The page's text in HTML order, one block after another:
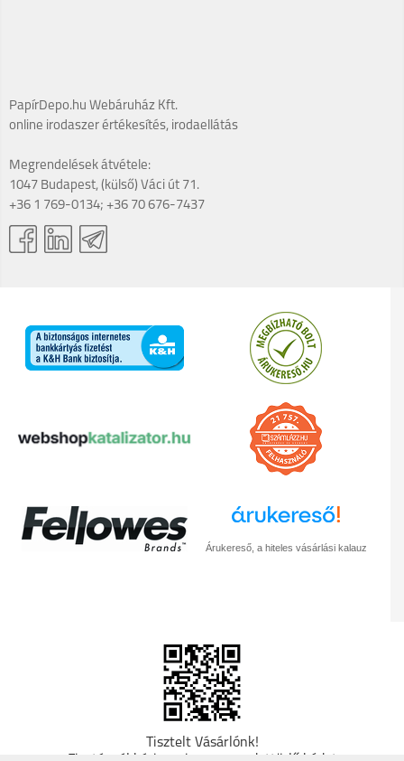
PapírDepo.hu Webáruház Kft.
online irodaszer értékesítés, irodaellátás
Megrendelések átvétele:
1047 Budapest, (külső) Váci út 71.
+36 1 769-0134; +36 70 676-7437
Árukereső, a hiteles vásárlási kalauz
Tisztelt Vásárlónk!